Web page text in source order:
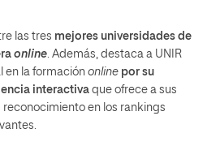
las tres mejores universidades de
online. Además, destaca a UNIR
en la formación online por su
interactiva que ofrece a sus
en los rankings